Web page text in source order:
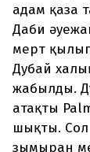
адам қаза
Даби
мерт
Дубай
жабылды.
атақты
шықты. Сол
зымыран